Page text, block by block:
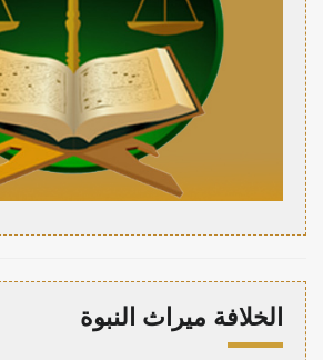
الخلافة ميراث النبوة